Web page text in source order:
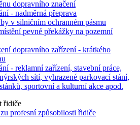
dopravního značení
- nadměrná přeprava
v silničním ochranném pásmu
pevné překážky na pozemní
dopravního zařízení - krátkého
- reklamní zařízení, stavební práce,
sítí, vyhrazené parkovací stání,
sportovní a kulturní akce apod.
řidiče
profesní způsobilosti řidiče